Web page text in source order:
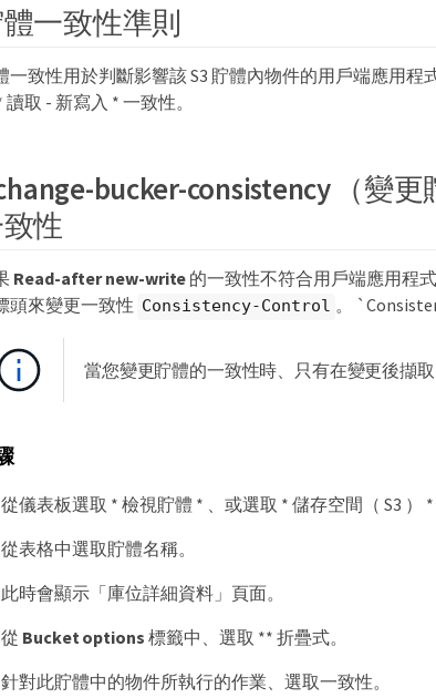
一致性準則
一致性用於判斷影響該 S3 貯體內物件的用戶端應用
讀取 - 新寫入 * 一致性。
bucker-consistency （變
性
Read-after new-write 的一致性不符合用戶端應用程
頭來變更一致性 Consistency-Control 。
當您變更貯體的一致性時、只有在變更後擷
從儀表板選取 * 檢視貯體 * 、或選取 * 儲存空間（ S3 ） *
從表格中選取貯體名稱。
此時會顯示「庫位詳細資料」頁面。
從 Bucket options 標籤中、選取 ** 折疊式。
針對此貯體中的物件所執行的作業、選取一致性。